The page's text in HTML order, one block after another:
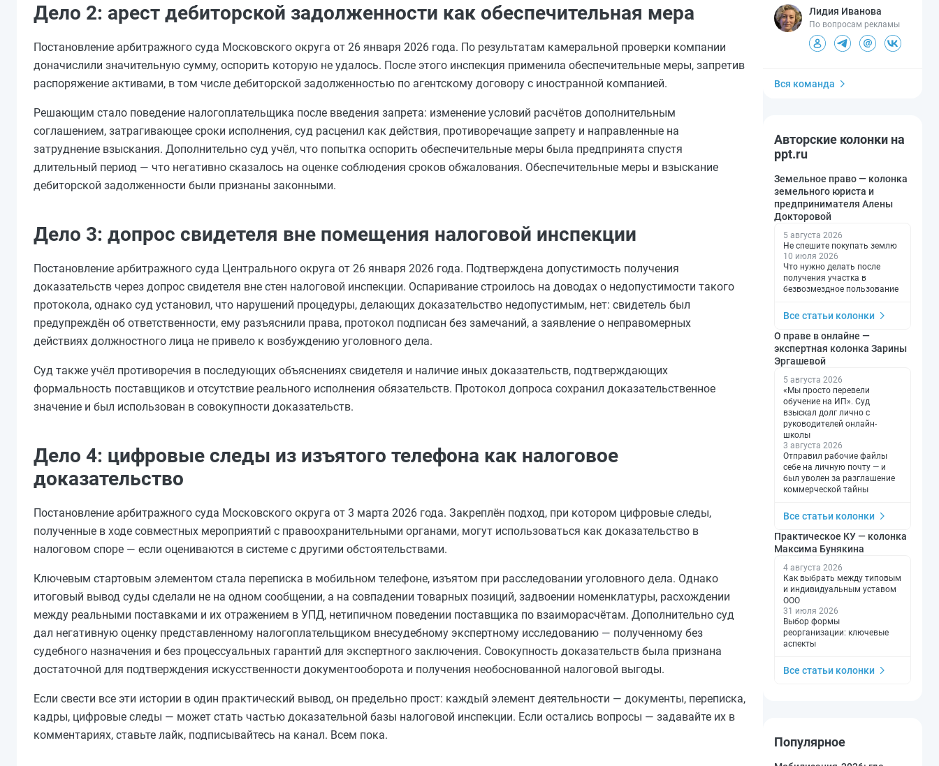
Дело 2: арест дебиторской задолженности как обеспечительная мера
Постановление арбитражного суда Московского округа от 26 января 2026 года. По результатам камеральной проверки компании
доначислили значительную сумму, оспорить которую не удалось. После этого инспекция применила обеспечительные меры, запретив
распоряжение активами, в том числе дебиторской задолженностью по агентскому договору с иностранной компанией.
Решающим стало поведение налогоплательщика после введения запрета: изменение условий расчётов дополнительным
соглашением, затрагивающее сроки исполнения, суд расценил как действия, противоречащие запрету и направленные на
затруднение взыскания. Дополнительно суд учёл, что попытка оспорить обеспечительные меры была предпринята спустя
длительный период — что негативно сказалось на оценке соблюдения сроков обжалования. Обеспечительные меры и взыскание
дебиторской задолженности были признаны законными.
Дело 3: допрос свидетеля вне помещения налоговой инспекции
Постановление арбитражного суда Центрального округа от 26 января 2026 года. Подтверждена допустимость получения
доказательств через допрос свидетеля вне стен налоговой инспекции. Оспаривание строилось на доводах о недопустимости такого
протокола, однако суд установил, что нарушений процедуры, делающих доказательство недопустимым, нет: свидетель был
предупреждён об ответственности, ему разъяснили права, протокол подписан без замечаний, а заявление о неправомерных
действиях должностного лица не привело к возбуждению уголовного дела.
Суд также учёл противоречия в последующих объяснениях свидетеля и наличие иных доказательств, подтверждающих
формальность поставщиков и отсутствие реального исполнения обязательств. Протокол допроса сохранил доказательственное
значение и был использован в совокупности доказательств.
Дело 4: цифровые следы из изъятого телефона как налоговое
доказательство
Постановление арбитражного суда Московского округа от 3 марта 2026 года. Закреплён подход, при котором цифровые следы,
полученные в ходе совместных мероприятий с правоохранительными органами, могут использоваться как доказательство в
налоговом споре — если оцениваются в системе с другими обстоятельствами.
Ключевым стартовым элементом стала переписка в мобильном телефоне, изъятом при расследовании уголовного дела. Однако
итоговый вывод суды сделали не на одном сообщении, а на совпадении товарных позиций, задвоении номенклатуры, расхождении
между реальными поставками и их отражением в УПД, нетипичном поведении поставщика по взаиморасчётам. Дополнительно суд
дал негативную оценку представленному налогоплательщиком внесудебному экспертному исследованию — полученному без
судебного назначения и без процессуальных гарантий для экспертного заключения. Совокупность доказательств была признана
достаточной для подтверждения искусственности документооборота и получения необоснованной налоговой выгоды.
Если свести все эти истории в один практический вывод, он предельно прост: каждый элемент деятельности — документы, переписка,
кадры, цифровые следы — может стать частью доказательной базы налоговой инспекции. Если остались вопросы — задавайте их в
комментариях, ставьте лайк, подписывайтесь на канал. Всем пока.
Лидия Иванова
По вопросам рекламы
Вся команда
Авторские колонки на
ppt.ru
Земельное право — колонка
земельного юриста и
предпринимателя Алены
Докторовой
5 августа 2026
Не спешите покупать землю
10 июля 2026
Что нужно делать после
получения участка в
безвозмездное пользование
Все статьи колонки
О праве в онлайне —
экспертная колонка Зарины
Эргашевой
5 августа 2026
«Мы просто перевели
обучение на ИП». Суд
взыскал долг лично с
руководителей онлайн-
школы
3 августа 2026
Отправил рабочие файлы
себе на личную почту — и
был уволен за разглашение
коммерческой тайны
Все статьи колонки
Практическое КУ — колонка
Максима Бунякина
4 августа 2026
Как выбрать между типовым
и индивидуальным уставом
ООО
31 июля 2026
Выбор формы
реорганизации: ключевые
аспекты
Все статьи колонки
Популярное